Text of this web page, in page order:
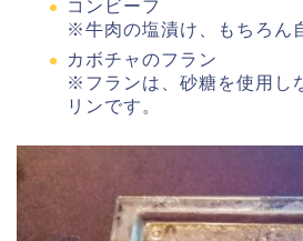
コンビーフ
※牛肉の塩漬け、もちろん
カボチャのフラン
※フランは、砂糖を使用し
リンです。